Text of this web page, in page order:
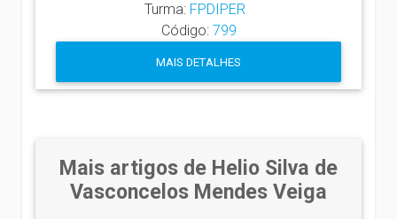
Turma: FPDIPER
Código: 799
MAIS DETALHES
Mais artigos de Helio Silva de
Vasconcelos Mendes Veiga